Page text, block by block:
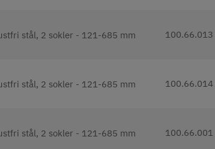
100.66.013
100.66.014
100.66.001